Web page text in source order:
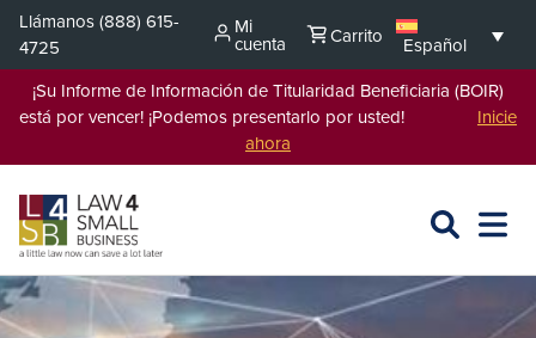
Saltar
contenido
Llámanos(888) 615-
4725
Mi
cuenta Carrito
Español
¡Su Informe de Información de Titularidad Beneficiaria (BOIR)
está por vencer! ¡Podemos presentarlo por usted! Inicie
ahora
BUSCAR
L4SB
ABRIR